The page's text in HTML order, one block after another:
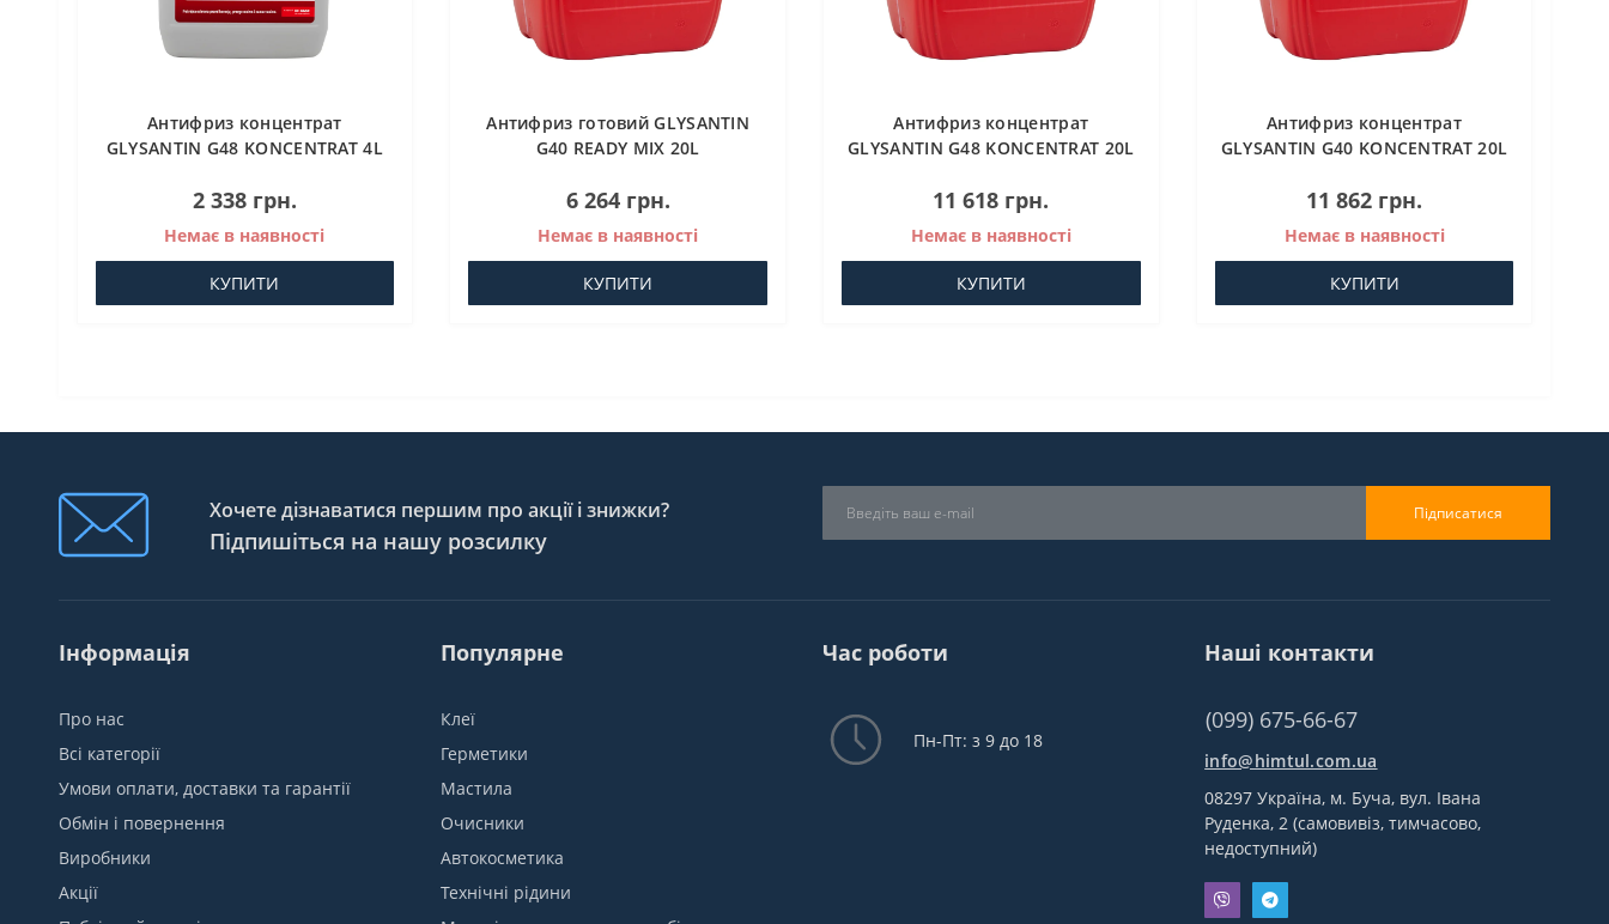
Антифриз концентрат
GLYSANTIN G48 KONCENTRAT 4L
2 338 грн.
Немає в наявності
КУПИТИ
Антифриз готовий GLYSANTIN
G40 READY MIX 20L
6 264 грн.
Немає в наявності
КУПИТИ
Антифриз концентрат
GLYSANTIN G48 KONCENTRAT 20L
11 618 грн.
Немає в наявності
КУПИТИ
Антифриз концентрат
GLYSANTIN G40 KONCENTRAT 20L
11 862 грн.
Немає в наявності
КУПИТИ
Хочете дізнаватися першим про акції і знижки?
Підпишіться на нашу розсилку
Підписатися
Інформація
Про нас
Всі категорії
Умови оплати, доставки та гарантії
Обмін і повернення
Виробники
Акції
Популярне
Клеї
Герметики
Мастила
Очисники
Автокосметика
Технічні рідини
Час роботи
Пн-Пт: з 9 до 18
Наші контакти
(099) 675-66-67
info@himtul.com.ua
08297 Україна, м. Буча, вул. Івана
Руденка, 2 (самовивіз, тимчасово,
недоступний)